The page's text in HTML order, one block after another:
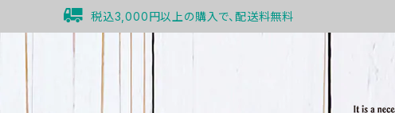
税込3,000円以上の購入で、配送料無料